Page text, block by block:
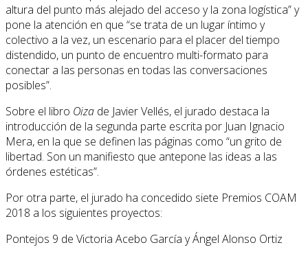
altura del punto más alejado del acceso y la zona logística” y
pone la atención en que “se trata de un lugar íntimo y
colectivo a la vez, un escenario para el placer del tiempo
distendido, un punto de encuentro multi-formato para
conectar a las personas en todas las conversaciones
posibles”.
Sobre el libro Oiza de Javier Vellés, el jurado destaca la
introducción de la segunda parte escrita por Juan Ignacio
Mera, en la que se definen las páginas como “un grito de
libertad. Son un manifiesto que antepone las ideas a las
órdenes estéticas”.
Por otra parte, el jurado ha concedido siete Premios COAM
2018 a los siguientes proyectos:
Pontejos 9 de Victoria Acebo García y Ángel Alonso Ortiz